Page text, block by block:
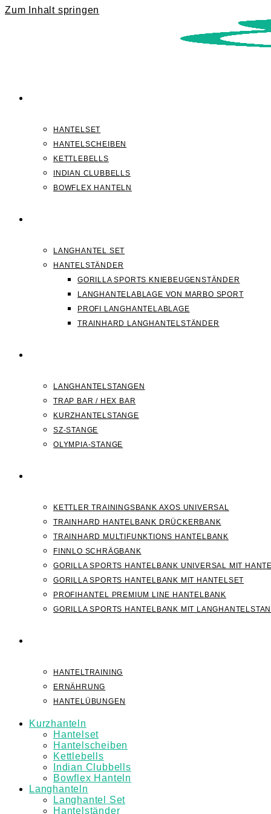
Zum Inhalt springen
HANTELSET
HANTELSCHEIBEN
KETTLEBELLS
INDIAN CLUBBELLS
BOWFLEX HANTELN
LANGHANTEL SET
HANTELSTÄNDER
GORILLA SPORTS KNIEBEUGENSTÄNDER
LANGHANTELABLAGE VON MARBO SPORT
PROFI LANGHANTELABLAGE
TRAINHARD LANGHANTELSTÄNDER
LANGHANTELSTANGEN
TRAP BAR / HEX BAR
KURZHANTELSTANGE
SZ-STANGE
OLYMPIA-STANGE
KETTLER TRAININGSBANK AXOS UNIVERSAL
TRAINHARD HANTELBANK DRÜCKERBANK
TRAINHARD MULTIFUNKTIONS HANTELBANK
FINNLO SCHRÄGBANK
GORILLA SPORTS HANTELBANK UNIVERSAL MIT
GORILLA SPORTS HANTELBANK MIT HANTELSET
PROFIHANTEL PREMIUM LINE HANTELBANK
GORILLA SPORTS HANTELBANK MIT
HANTELTRAINING
ERNÄHRUNG
HANTELÜBUNGEN
Kurzhanteln
Hantelset
Hantelscheiben
Kettlebells
Indian Clubbells
Bowflex Hanteln
Langhanteln
Langhantel Set
Hantelständer